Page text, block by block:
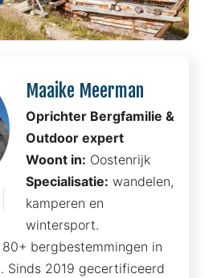
Maaike Meerman
Oprichter Bergfamilie &
Outdoor expert
Woont in: Oostenrijk
Specialisatie: wandelen,
kamperen en
wintersport.
80+ bergbestemmingen in
Sinds 2019 gecertificeerd